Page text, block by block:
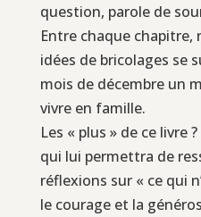
question, parole de
Entre chaque chapitre,
idées de bricolages se
mois de décembre un
vivre en famille.
Les « plus » de ce livre
qui lui permettra de
réflexions sur « ce qui
le courage et la